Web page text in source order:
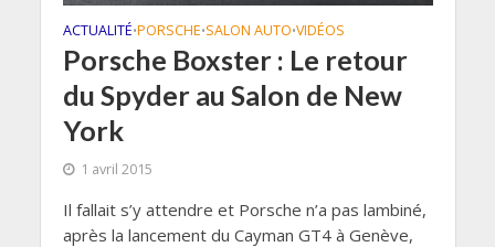
ACTUALITÉ•PORSCHE•SALON AUTO•VIDÉOS
Porsche Boxster : Le retour
du Spyder au Salon de New
York
1 avril 2015
Il fallait s’y attendre et Porsche n’a pas lambiné,
après la lancement du Cayman GT4 à Genève,